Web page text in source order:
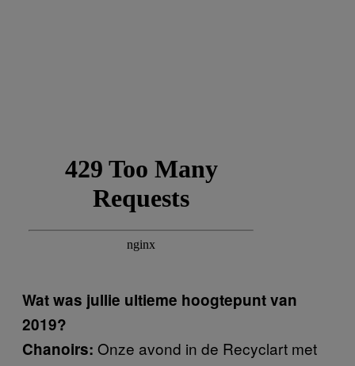
Wat was jullie ultieme hoogtepunt van
2019?
Chanoirs: Onze avond in de Recyclart met